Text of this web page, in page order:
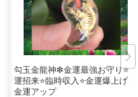
勾玉金龍神❇金運最強お守り⭐金
運招来⭐臨時収入⭐金運爆上げ⭐
金運アップ